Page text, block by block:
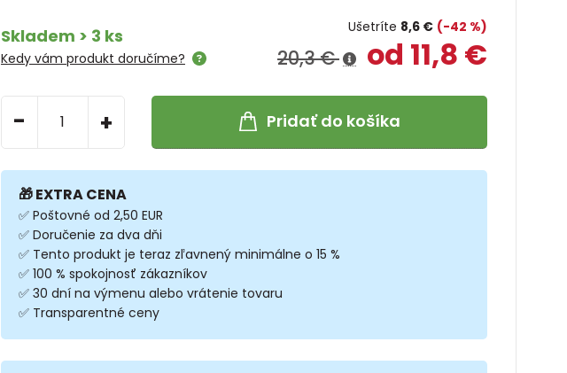
Skladem > 3 ks
Kedy vám produkt doručíme?
Ušetríte 8,6 € (-42 %)
20,3 € od 11,8 €
- + Pridať do košíka
🎁 EXTRA CENA
✅ Poštovné od 2,50 EUR
✅ Doručenie za dva dňi
✅ Tento produkt je teraz zľavnený minimálne o 15 %
✅ 100 % spokojnosť zákazníkov
✅ 30 dní na výmenu alebo vrátenie tovaru
✅ Transparentné ceny